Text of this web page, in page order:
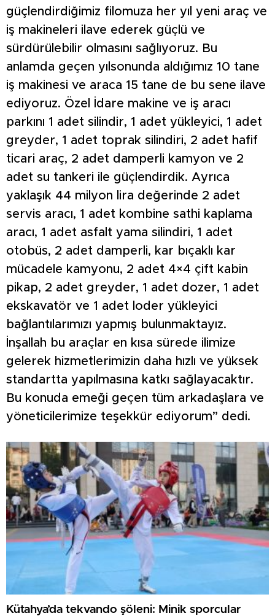
güçlendirdiğimiz filomuza her yıl yeni araç ve
iş makineleri ilave ederek güçlü ve
sürdürülebilir olmasını sağlıyoruz. Bu
anlamda geçen yılsonunda aldığımız 10 tane
iş makinesi ve araca 15 tane de bu sene ilave
ediyoruz. Özel İdare makine ve iş aracı
parkını 1 adet silindir, 1 adet yükleyici, 1 adet
greyder, 1 adet toprak silindiri, 2 adet hafif
ticari araç, 2 adet damperli kamyon ve 2
adet su tankeri ile güçlendirdik. Ayrıca
yaklaşık 44 milyon lira değerinde 2 adet
servis aracı, 1 adet kombine sathi kaplama
aracı, 1 adet asfalt yama silindiri, 1 adet
otobüs, 2 adet damperli, kar bıçaklı kar
mücadele kamyonu, 2 adet 4×4 çift kabin
pikap, 2 adet greyder, 1 adet dozer, 1 adet
ekskavatör ve 1 adet loder yükleyici
bağlantılarımızı yapmış bulunmaktayız.
İnşallah bu araçlar en kısa sürede ilimize
gelerek hizmetlerimizin daha hızlı ve yüksek
standartta yapılmasına katkı sağlayacaktır.
Bu konuda emeği geçen tüm arkadaşlara ve
yöneticilerimize teşekkür ediyorum” dedi.
Kütahya’da tekvando şöleni: Minik sporcular